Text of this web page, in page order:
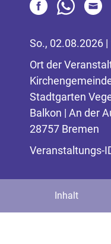
So., 02.08.2026 |
Ort der
Stadtgarten
Balkon | An der
28757 Bremen
Veranstaltungs-
Inhalt